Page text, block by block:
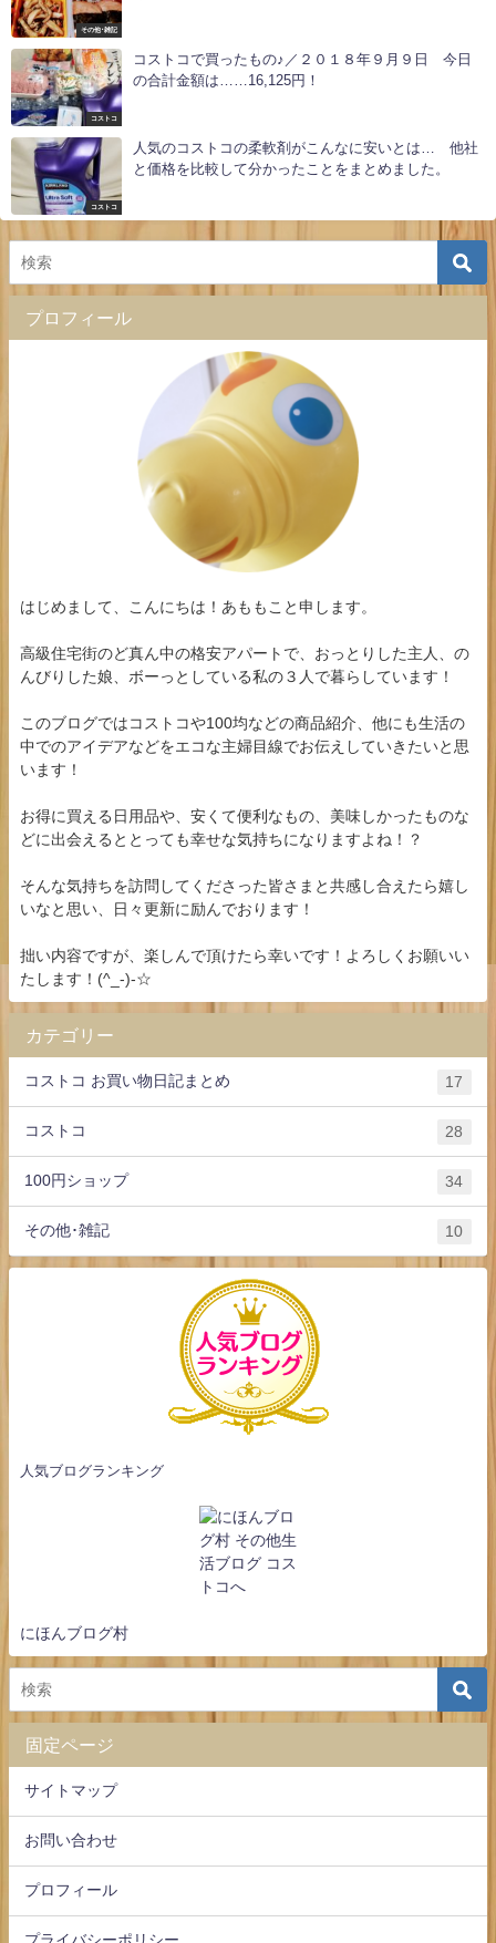
その他･雑記
コストコ
コストコで買ったもの♪／２０１８年９月９日 今日
の合計金額は……16,125円！
コストコ
人気のコストコの柔軟剤がこんなに安いとは… 他社
と価格を比較して分かったことをまとめました。
プロフィール
はじめまして、こんにちは！あももこと申します。
高級住宅街のど真ん中の格安アパートで、おっとりした主人、の
んびりした娘、ボーっとしている私の３人で暮らしています！
このブログではコストコや100均などの商品紹介、他にも生活の
中でのアイデアなどをエコな主婦目線でお伝えしていきたいと思
います！
お得に買える日用品や、安くて便利なもの、美味しかったものな
どに出会えるととっても幸せな気持ちになりますよね！？
そんな気持ちを訪問してくださった皆さまと共感し合えたら嬉し
いなと思い、日々更新に励んでおります！
拙い内容ですが、楽しんで頂けたら幸いです！よろしくお願いい
たします！(^_-)-☆
カテゴリー
コストコ お買い物日記まとめ 17
コストコ 28
100円ショップ 34
その他･雑記 10
人気ブログランキング
にほんブログ村
固定ページ
サイトマップ
お問い合わせ
プロフィール